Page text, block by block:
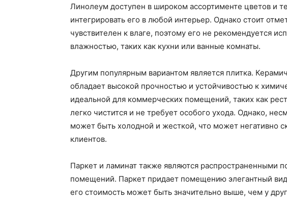
Линолеум доступен в широком ассортименте цветов и
интегрировать его в любой интерьер. Однако стоит
чувствителен к влаге, поэтому его не рекомендуется
влажностью, таких как кухни или ванные комнаты.
Другим популярным вариантом является плитка.
обладает высокой прочностью и устойчивостью к
идеальной для коммерческих помещений, таких как
легко чистится и не требует особого ухода. Однако,
может быть холодной и жесткой, что может негативно
клиентов.
Паркет и ламинат также являются распространенными
помещений. Паркет придает помещению элегантный
его стоимость может быть значительно выше, чем у